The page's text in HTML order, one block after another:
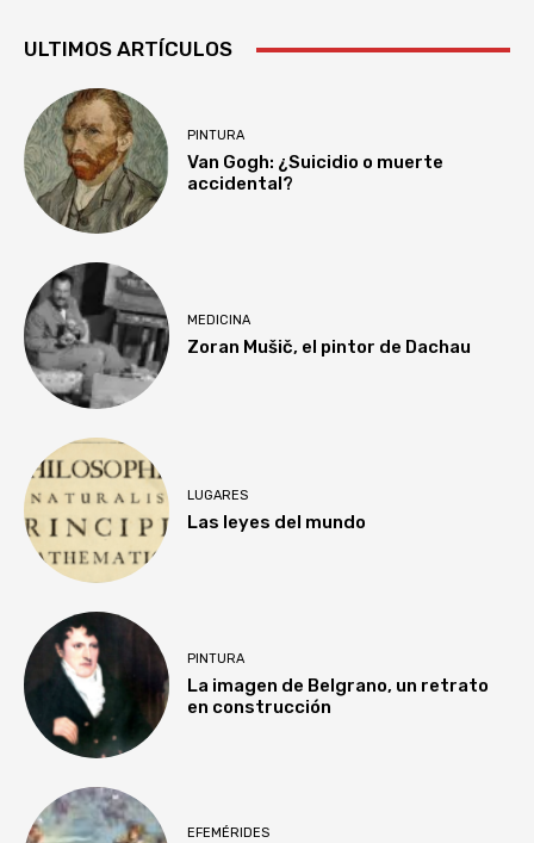
ULTIMOS ARTÍCULOS
PINTURA
Van Gogh: ¿Suicidio o muerte
accidental?
MEDICINA
Zoran Mušič, el pintor de Dachau
LUGARES
Las leyes del mundo
PINTURA
La imagen de Belgrano, un retrato
en construcción
EFEMÉRIDES